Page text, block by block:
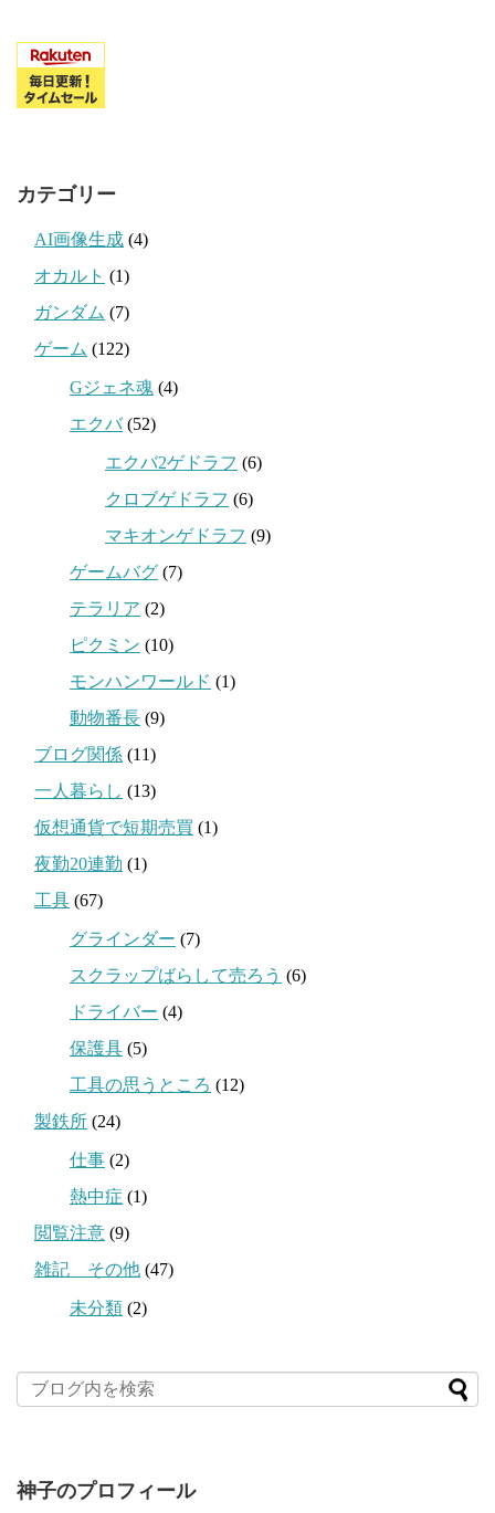
カテゴリー
AI画像生成 (4)
オカルト (1)
ガンダム (7)
ゲーム (122)
Gジェネ魂 (4)
エクバ(52)
エクバ2ゲドラフ (6)
クロブゲドラフ (6)
マキオンゲドラフ (9)
ゲームバグ (7)
テラリア (2)
ピクミン (10)
モンハンワールド (1)
動物番長 (9)
ブログ関係 (11)
一人暮らし (13)
仮想通貨で短期売買 (1)
夜勤20連勤 (1)
工具 (67)
グラインダー (7)
スクラップばらして売ろう (6)
ドライバー (4)
保護具 (5)
工具の思うところ (12)
製鉄所 (24)
仕事 (2)
熱中症 (1)
閲覧注意 (9)
雑記 その他 (47)
未分類 (2)
神子のプロフィール